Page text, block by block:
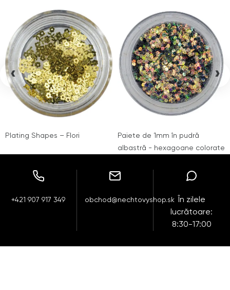
Plating Shapes – Flori
Paiete de 1mm în pudră
albastră - hexagoane colorate
‹ ›
+421 907 917 349 obchod@nechtovyshop.sk
În zilele
lucrătoare:
8:30-17:00